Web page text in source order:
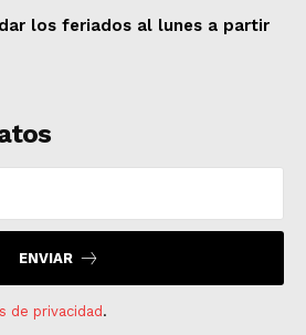
los feriados al lunes a partir
ENVIAR
de privacidad .